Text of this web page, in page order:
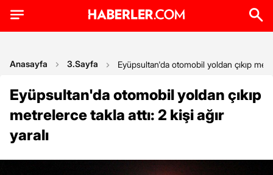
Anasayfa 3.Sayfa Eyüpsultan'da otomobil yoldan çıkıp
Eyüpsultan'da otomobil yoldan çıkıp
metrelerce takla attı: 2 kişi ağır
yaralı